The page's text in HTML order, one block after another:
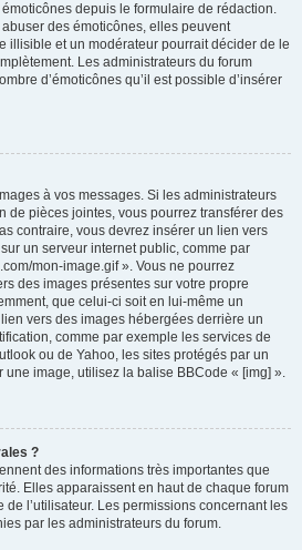
depuis le formulaire de rédaction.
des émoticônes, elles peuvent
illisible et un modérateur pourrait décider de le
Les administrateurs du forum
d’émoticônes qu’il est possible d’insérer
à vos messages. Si les administrateurs
de pièces jointes, vous pourrez transférer des
contraire, vous devrez insérer un lien vers
un serveur internet public, comme par
mon-image.gif ». Vous ne pourrez
des images présentes sur votre propre
que celui-ci soit en lui-même un
vers des images hébergées derrière un
comme par exemple les services de
ou de Yahoo, les sites protégés par un
une image, utilisez la balise BBCode « [img] ».
?
des informations très importantes que
Elles apparaissent en haut de chaque forum
l’utilisateur. Les permissions concernant les
par les administrateurs du forum.